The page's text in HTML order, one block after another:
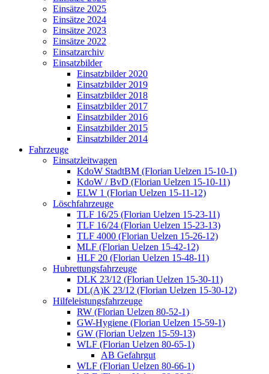
Einsätze 2025
Einsätze 2024
Einsätze 2023
Einsätze 2022
Einsatzarchiv
Einsatzbilder
Einsatzbilder 2020
Einsatzbilder 2019
Einsatzbilder 2018
Einsatzbilder 2017
Einsatzbilder 2016
Einsatzbilder 2015
Einsatzbilder 2014
Fahrzeuge
Einsatzleitwagen
KdoW StadtBM (Florian Uelzen 15-10-1)
KdoW / BvD (Florian Uelzen 15-10-11)
ELW 1 (Florian Uelzen 15-11-12)
Löschfahrzeuge
TLF 16/25 (Florian Uelzen 15-23-11)
TLF 16/24 (Florian Uelzen 15-23-13)
TLF 4000 (Florian Uelzen 15-26-12)
MLF (Florian Uelzen 15-42-12)
HLF 20 (Florian Uelzen 15-48-11)
Hubrettungsfahrzeuge
DLK 23/12 (Florian Uelzen 15-30-11)
DL(A)K 23/12 (Florian Uelzen 15-30-12)
Hilfeleistungsfahrzeuge
RW (Florian Uelzen 80-52-1)
GW-Hygiene (Florian Uelzen 15-59-1)
GW (Florian Uelzen 15-59-13)
WLF (Florian Uelzen 80-65-1)
AB Gefahrgut
WLF (Florian Uelzen 80-66-1)